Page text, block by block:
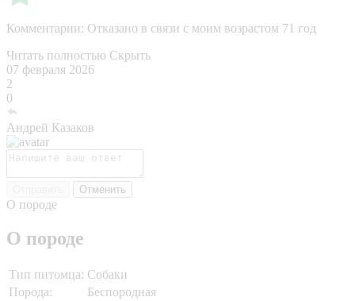
Комментарии: Отказано в связи с моим возрастом 71 год
Читать полностью Скрыть
07 февраля 2026
2
0
Андрей Казаков
Отменить
О породе
О породе
Тип питомца: Собаки
Порода:
Беспородная